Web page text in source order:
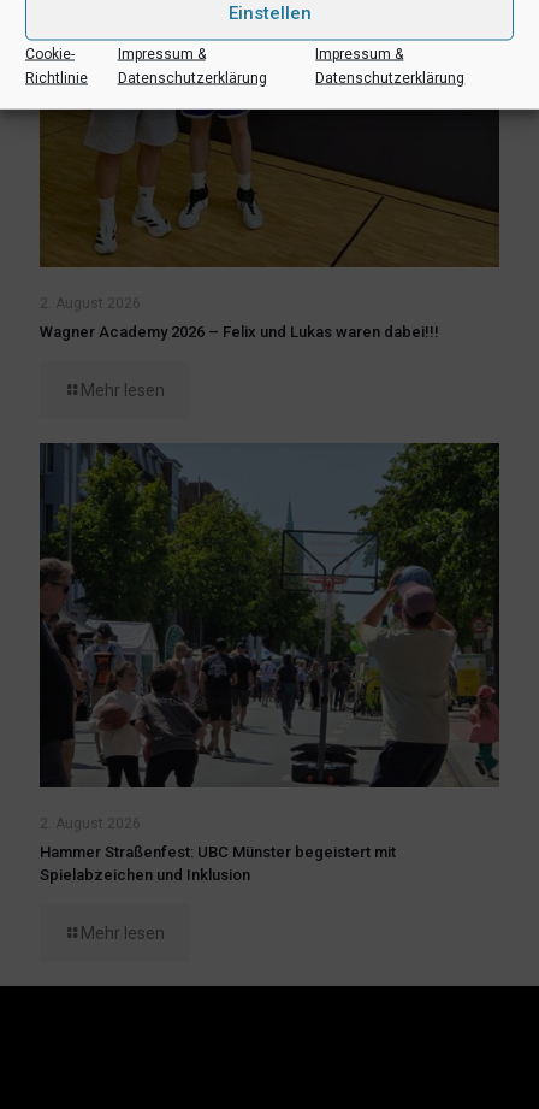
Einstellen
Cookie-
Richtlinie
Impressum &
Datenschutzerklärung
Impressum &
Datenschutzerklärung
2. August 2026
Wagner Academy 2026 – Felix und Lukas waren dabei!!!
Mehr lesen
2. August 2026
Hammer Straßenfest: UBC Münster begeistert mit
Spielabzeichen und Inklusion
Mehr lesen